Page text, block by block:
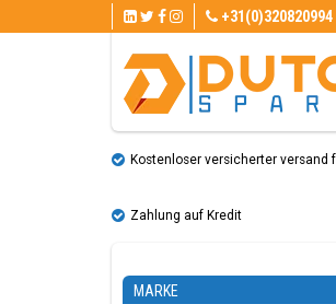
+31(0)320820994
Kostenloser versicherter versand
Zahlung auf Kredit
MARKE